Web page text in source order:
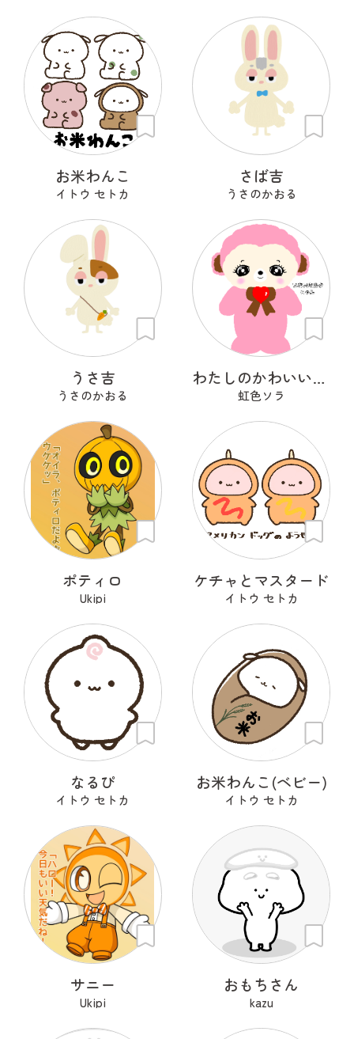
お米わんこ
イトウ セトカ
さば吉
うさのかおる
うさ吉
うさのかおる
わたしのかわいいせかい
虹色ソラ
ポティロ
Ukipi
ケチャとマスタード
イトウ セトカ
なるぴ
イトウ セトカ
お米わんこ(ベビー)
イトウ セトカ
サニー
Ukipi
おもちさん
kazu